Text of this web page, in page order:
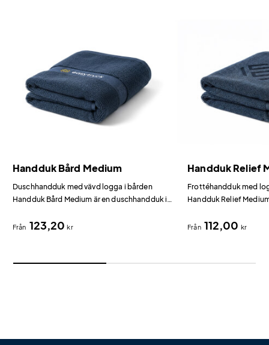
Handduk Bård Medium
Duschhandduk med vävd logga i bården
Handduk Bård Medium är en duschhandduk i
bården genom jacquardteknik.
Från 123,20kr
Handduk Relief
Frottéhandduk med
Handduk Relief
Från 112,00 kr